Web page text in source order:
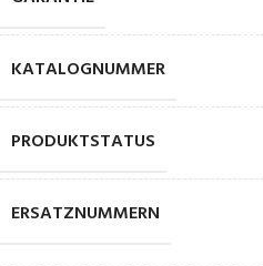
KATALOGNUMMER
PRODUKTSTATUS
ERSATZNUMMERN